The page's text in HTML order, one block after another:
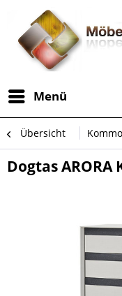
Menü
Übersicht
Dogtas ARORA